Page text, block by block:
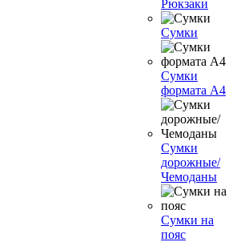
Рюкзаки
Сумки
Сумки
формата А4
Сумки
дорожные/
Чемоданы
Сумки на
пояс